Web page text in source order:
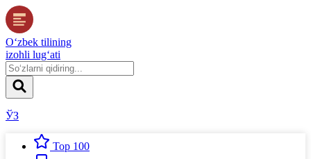
O‘zbek tilining
izohli lug‘ati
ЎЗ
Top 100